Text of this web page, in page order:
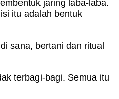
jaring laba-laba.
itu adalah bentuk
sana, bertani dan ritual
terbagi-bagi. Semua itu